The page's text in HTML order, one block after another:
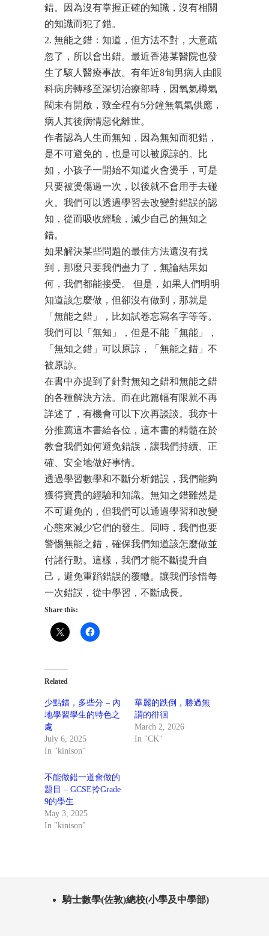
錯。因為沒有掌握正確的知識，沒有相關
的知識而犯了錯。
2. 無能之錯：知道，但方法不對，大意疏
忽了，所以會出錯。最近香港某醫院也發
生了駭人醫療事故。有年近8旬男病人由眼
科病房轉移至深切治療部時，因氧氣樽氣
閥未有開啟，致全程有5分鐘無氧氣供應，
病人其後病情惡化離世。
作者認為人生而無知，因為無知而犯錯，
是不可避免的，也是可以被原諒的。比
如，小孩子一開始不知道火會燙手，可是
只要被燙傷過一次，以後就不會用手去碰
火。我們可以透過學習去改變對錯誤的認
知，從而吸收經驗，減少自己的無知之
錯。
如果解決某些問題的最佳方法還沒有找
到，那麼只要我們盡力了，無論結果如
何，我們都能接受。 但是，如果人們明明
知道該怎麼做，但卻沒有做到，那就是
「無能之錯」，比如試卷忘寫名字等等。
我們可以「無知」，但是不能「無能」，
「無知之錯」可以原諒，「無能之錯」不
被原諒。
在書中亦提到了針對無知之錯和無能之錯
的各種解決方法。而在此篇幅有限就不再
詳述了，有機會可以下次再談談。我亦十
分推薦這本書給各位，這本書的精髓在於
教會我們如何避免錯誤，讓我們持續、正
確、安全地做好事情。
透過學習數學和不斷分析錯誤，我們能夠
獲得寶貴的經驗和知識。無知之錯雖然是
不可避免的，但我們可以通過學習和改變
心態來減少它們的發生。同時，我們也要
警惕無能之錯，確保我們知道該怎麼做並
付諸行動。這樣，我們才能不斷提升自
己，避免重蹈錯誤的覆轍。讓我們珍惜每
一次錯誤，從中學習，不斷成長。
Share this:
Related
少點錯，多些分 – 內
地學習學生的特色之
處
July 6, 2025
In "kinison"
華麗的跌倒，勝過無
謂的徘徊
March 2, 2026
In "CK"
不能做錯一道會做的
題目 – GCSE拎Grade
9的學生
May 3, 2025
In "kinison"
騎士數學(佐敦)總校(小學及中學部)